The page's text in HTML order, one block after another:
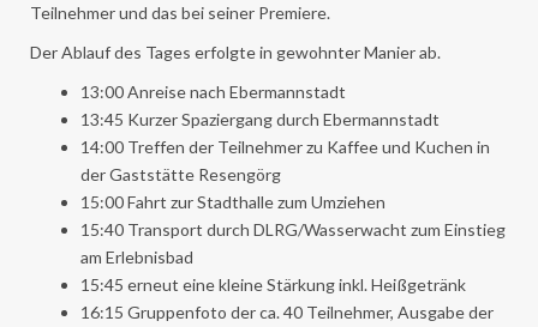
Teilnehmer und das bei seiner Premiere.
Der Ablauf des Tages erfolgte in gewohnter Manier ab.
13:00 Anreise nach Ebermannstadt
13:45 Kurzer Spaziergang durch Ebermannstadt
14:00 Treffen der Teilnehmer zu Kaffee und Kuchen in
der Gaststätte Resengörg
15:00 Fahrt zur Stadthalle zum Umziehen
15:40 Transport durch DLRG/Wasserwacht zum Einstieg
am Erlebnisbad
15:45 erneut eine kleine Stärkung inkl. Heißgetränk
16:15 Gruppenfoto der ca. 40 Teilnehmer, Ausgabe der